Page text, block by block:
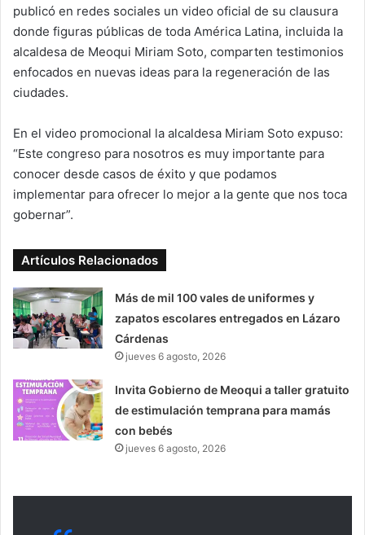
publicó en redes sociales un video oficial de su clausura
donde figuras públicas de toda América Latina, incluida la
alcaldesa de Meoqui Miriam Soto, comparten testimonios
enfocados en nuevas ideas para la regeneración de las
ciudades.
En el video promocional la alcaldesa Miriam Soto expuso:
“Este congreso para nosotros es muy importante para
conocer desde casos de éxito y que podamos
implementar para ofrecer lo mejor a la gente que nos toca
gobernar”.
Artículos Relacionados
Más de mil 100 vales de uniformes y
zapatos escolares entregados en Lázaro
Cárdenas
jueves 6 agosto, 2026
Invita Gobierno de Meoqui a taller gratuito
de estimulación temprana para mamás
con bebés
jueves 6 agosto, 2026